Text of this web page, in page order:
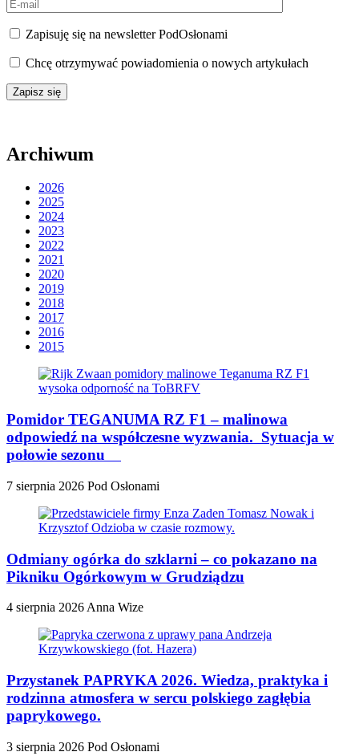
Zapisuję się na newsletter PodOsłonami
Chcę otrzymywać powiadomienia o nowych artykułach
Archiwum
2026
2025
2024
2023
2022
2021
2020
2019
2018
2017
2016
2015
Pomidor TEGANUMA RZ F1 – malinowa
odpowiedź na współczesne wyzwania. Sytuacja w
połowie sezonu
7 sierpnia 2026 Pod Osłonami
Odmiany ogórka do szklarni – co pokazano na
Pikniku Ogórkowym w Grudziądzu
4 sierpnia 2026 Anna Wize
Przystanek PAPRYKA 2026. Wiedza, praktyka i
rodzinna atmosfera w sercu polskiego zagłębia
paprykowego.
3 sierpnia 2026 Pod Osłonami